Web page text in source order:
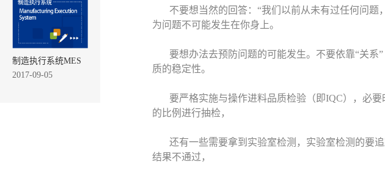
制造执行系统MES
2017-09-05
不要想当然的回答：“我们以前从未有过任何问
为问题不可能发生在你身上。
要想办法去预防问题的可能发生。不要依靠“关
质的稳定性。
要严格实施与操作进料品质检验（即IQC），必
的比例进行抽检，
还有一些需要拿到实验室检测，实验室检测的要
结果不通过，